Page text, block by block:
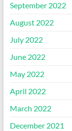
September 2022
August 2022
July 2022
June 2022
May 2022
April 2022
March 2022
December 2021